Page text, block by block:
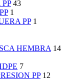
43
1
PP 1
HEMBRA 14
7
PP 12